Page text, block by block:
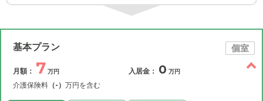
基本プラン 個室
月額： 7 万円
介護保険料 （-） 万円を含む
入居金： 0 万円